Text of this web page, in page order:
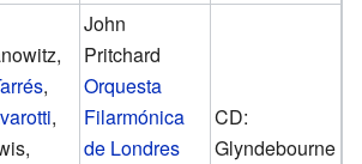
,
,
John
Pritchard
Orquesta
Filarmónica
de Londres
CD:
Glyndebourne